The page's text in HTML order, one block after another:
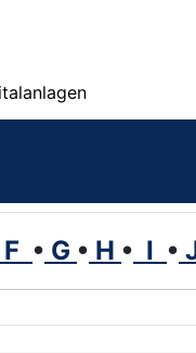
F • G • H • I •